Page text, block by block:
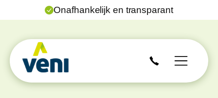
Onafhankelijk en transparant